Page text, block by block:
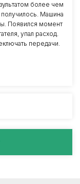
более чем
получилось. Машина
Появился момент
упал расход.
передачи.